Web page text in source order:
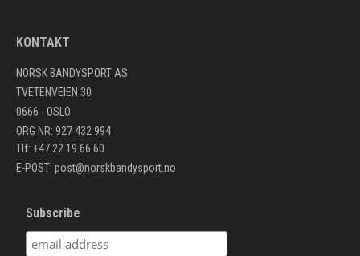
KONTAKT
NORSK BANDYSPORT AS
TVETENVEIEN 30
0666 - OSLO
ORG NR: 927 432 994
Tlf: +47 22 19 66 60
E-POST: post@norskbandysport.no
Subscribe